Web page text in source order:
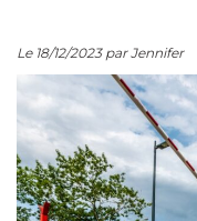
Le 18/12/2023 par Jennifer